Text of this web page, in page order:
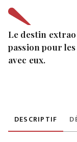
Le destin
passion pour
avec eux.
DESCRIPTIF